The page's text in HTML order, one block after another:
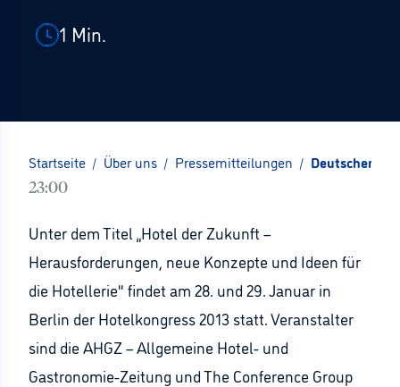
1 Min.
Startseite / Über uns / Pressemitteilungen / Deutscher
23:00
Unter dem Titel „Hotel der Zukunft –
Herausforderungen, neue Konzepte und Ideen für
die Hotellerie" findet am 28. und 29. Januar in
Berlin der Hotelkongress 2013 statt. Veranstalter
sind die AHGZ – Allgemeine Hotel- und
Gastronomie-Zeitung und The Conference Group